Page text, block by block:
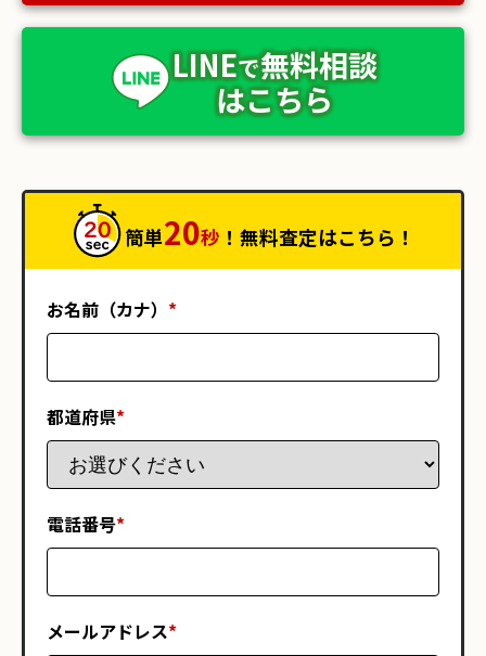
LINEで無料相談
はこちら
簡単20秒 ！無料査定はこちら！
お名前（カナ） *
都道府県*
電話番号*
メールアドレス*